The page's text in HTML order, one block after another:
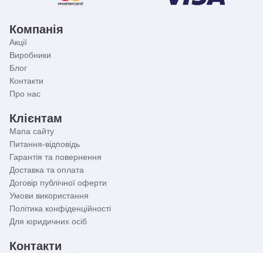
Компанія
Акції
Виробники
Блог
Контакти
Про нас
Клієнтам
Мапа сайту
Питання-відповідь
Гарантія та повернення
Доставка та оплата
Договір публічної оферти
Умови використання
Політика конфіденційності
Для юридичних осіб
Контакти